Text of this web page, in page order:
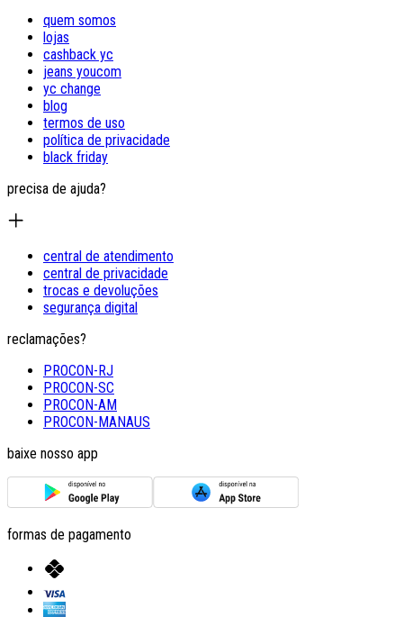
quem somos
lojas
cashback yc
jeans youcom
yc change
blog
termos de uso
política de privacidade
black friday
precisa de ajuda?
central de atendimento
central de privacidade
trocas e devoluções
segurança digital
reclamações?
PROCON-RJ
PROCON-SC
PROCON-AM
PROCON-MANAUS
baixe nosso app
formas de pagamento